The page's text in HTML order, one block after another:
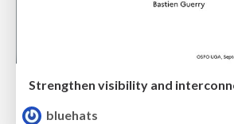
bluehats